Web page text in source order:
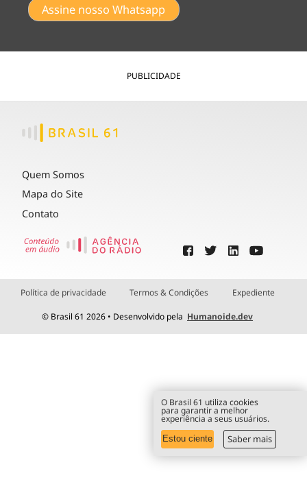
Assine nosso Whatsapp
PUBLICIDADE
Quem Somos
Mapa do Site
Contato
Política de privacidade Termos & Condições Expediente
© Brasil 61 2026 • Desenvolvido pela Humanoide.dev
O Brasil 61 utiliza cookies
para garantir a melhor
experiência a seus usuários.
Estou ciente Saber mais